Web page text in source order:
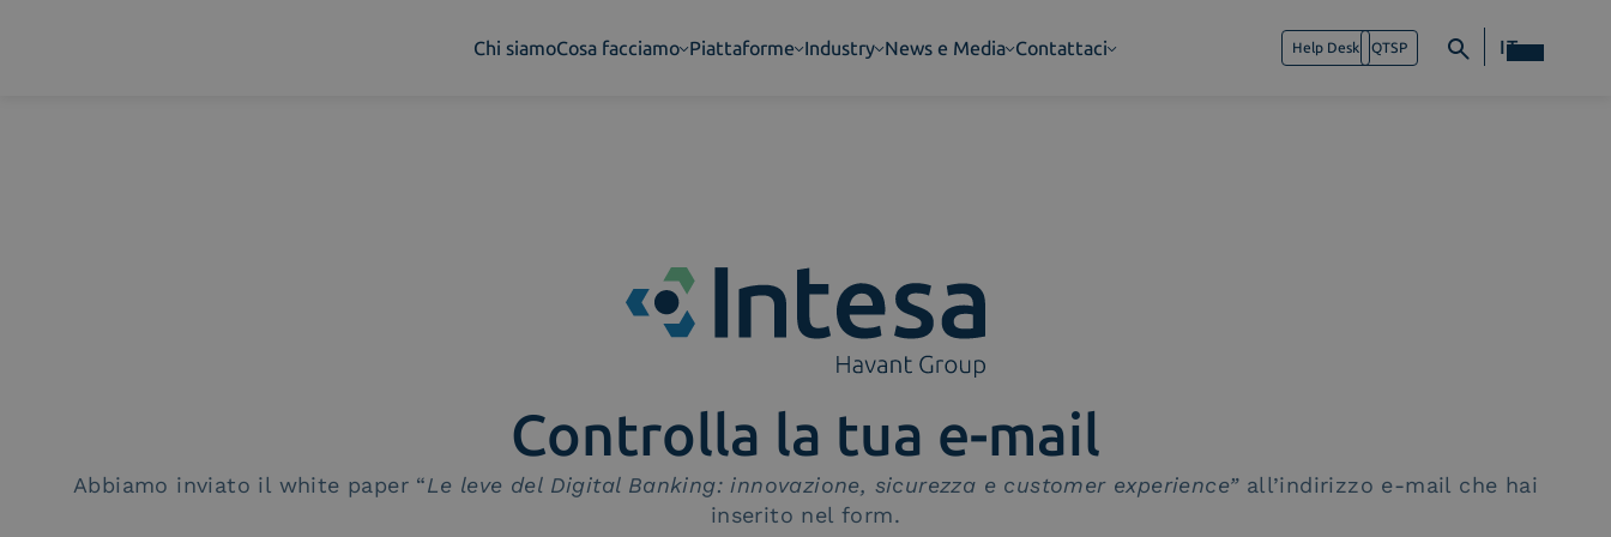
Chi siamoCosa facciamo Piattaforme Industry News e Media Contattaci Help Desk QTSP IT
Controlla la tua e-mail
Abbiamo inviato il white paper “Le leve del Digital Banking: innovazione, sicurezza e customer experience”all’indirizzo e-mail che hai
inserito nel form.